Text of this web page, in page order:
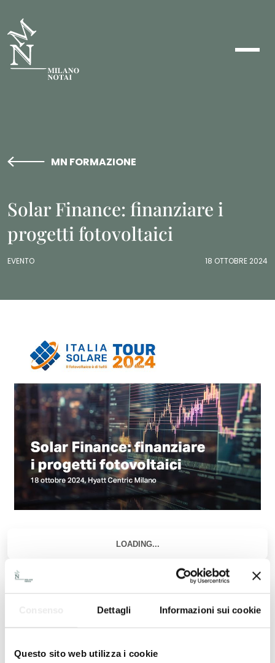
Dettagli Informazioni sui cookie
Questo sito web utilizza i cookie
MN FORMAZIONE
Solar Finance: finanziare i
progetti fotovoltaici
EVENTO 18 OTTOBRE 2024
Evento – venerdì 18 ottobre 2024 – dalle ore 9:00
L’ultima tappa del Tour 2024 di ITALIA SOLARE è un